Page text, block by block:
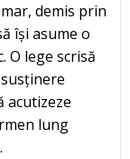
demis prin
își asume o
O lege scrisă
acutizeze
lung